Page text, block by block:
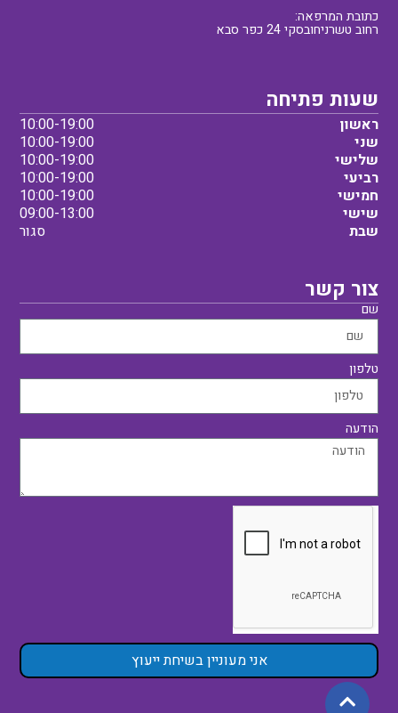
כתובת המרפאה:
רחוב טשרניחובסקי 24 כפר סבא
שעות פתיחה
ראשון
10:00-19:00
שני
10:00-19:00
שלישי
10:00-19:00
רביעי
10:00-19:00
חמישי
10:00-19:00
שישי
09:00-13:00
שבת
סגור
צור קשר
שם
טלפון
הודעה
אני מעוניין בשיחת ייעוץ